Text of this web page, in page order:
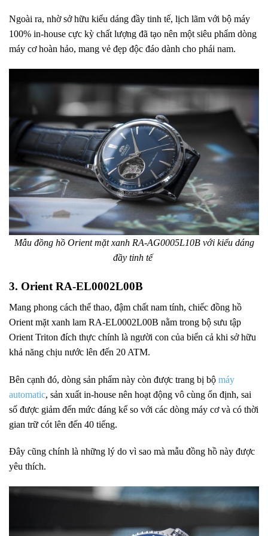
Ngoài ra, nhờ sở hữu kiểu dáng đầy tinh tế, lịch lãm với bộ máy
100% in-house cực kỳ chất lượng đã tạo nên một siêu phẩm dòng
máy cơ hoàn hảo, mang vẻ đẹp độc đáo dành cho phái nam.
Mẫu đồng hồ Orient mặt xanh RA-AG0005L10B với kiểu dáng
đầy tinh tế
3. Orient RA-EL0002L00B
Mang phong cách thể thao, đậm chất nam tính, chiếc đồng hồ
Orient mặt xanh lam RA-EL0002L00B nằm trong bộ sưu tập
Orient Triton đích thực chính là người con của biển cả khi sở hữu
khả năng chịu nước lên đến 20 ATM.
Bên cạnh đó, dòng sản phẩm này còn được trang bị bộ máy
automatic, sản xuất in-house nên hoạt động vô cùng ổn định, sai
số được giảm đến mức đáng kể so với các dòng máy cơ và có thời
gian trữ cót lên đến 40 tiếng.
Đây cũng chính là những lý do vì sao mà mẫu đồng hồ này được
yêu thích.